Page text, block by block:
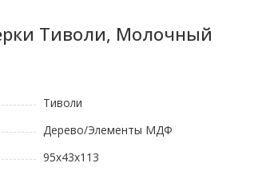
Тиволи, Молочный
Тиволи
Дерево/Элементы МДФ
95x43x113